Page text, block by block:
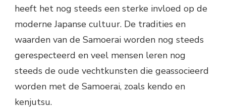
heeft het nog steeds een sterke invloed op de
moderne Japanse cultuur. De tradities en
waarden van de Samoerai worden nog steeds
gerespecteerd en veel mensen leren nog
steeds de oude vechtkunsten die geassocieerd
worden met de Samoerai, zoals kendo en
kenjutsu.